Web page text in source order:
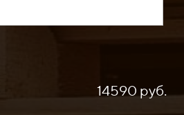
14590 руб.